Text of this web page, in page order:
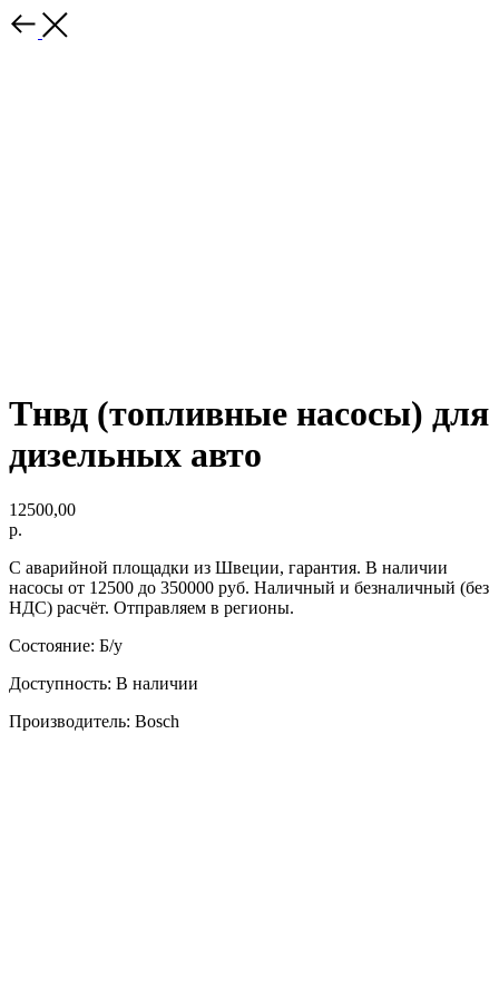
Тнвд (топливные насосы) для
дизельных авто
12500,00
р.
С аварийной площадки из Швеции, гарантия. В наличии
насосы от 12500 до 350000 руб. Наличный и безналичный (без
НДС) расчёт. Отправляем в регионы.
Состояние: Б/у
Доступность: В наличии
Производитель: Bosch